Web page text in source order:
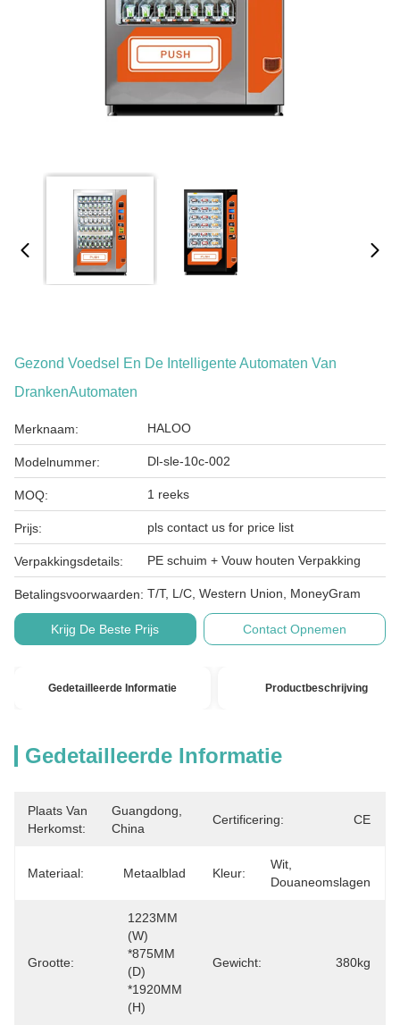
Gezond Voedsel En De Intelligente Automaten Van
DrankenAutomaten
Merknaam: HALOO
Modelnummer: Dl-sle-10c-002
MOQ: 1 reeks
Prijs: pls contact us for price list
Verpakkingsdetails: PE schuim + Vouw houten Verpakking
Betalingsvoorwaarden: T/T, L/C, Western Union, MoneyGram
Krijg De Beste Prijs Contact Opnemen
Gedetailleerde Informatie Productbeschrijving
Gedetailleerde Informatie
Plaats Van
Herkomst:
Guangdong,
China
Certificering: CE
Materiaal: Metaalblad Kleur:
Wit,
Douaneomslagen
Grootte:
1223MM
(W)
*875MM
(D)
*1920MM
(H)
Gewicht: 380kg